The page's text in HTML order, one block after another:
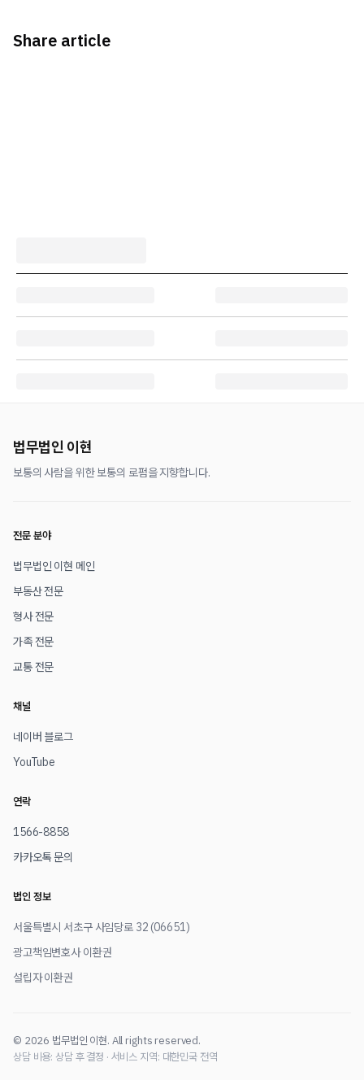
Share article
법무법인 이현
보통의 사람을 위한 보통의 로펌을 지향합니다.
전문 분야
법무법인 이현 메인
부동산 전문
형사 전문
가족 전문
교통 전문
채널
네이버 블로그
YouTube
연락
1566-8858
카카오톡 문의
법인 정보
서울특별시 서초구 사임당로 32 (06651)
광고책임변호사 이환권
설립자 이환권
© 2026 법무법인 이현. All rights reserved.
상담 비용: 상담 후 결정 · 서비스 지역: 대한민국 전역